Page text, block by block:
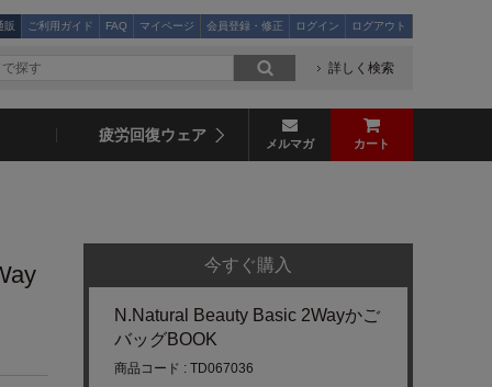
販 ご利用ガイド FAQ マイページ 会員登録・修正 ログイン ログアウト
詳しく検索
疲労回復ウェア メルマガ カート
今すぐ購入
N.Natural Beauty Basic 2Wayかご
バッグBOOK
商品コード : TD067036